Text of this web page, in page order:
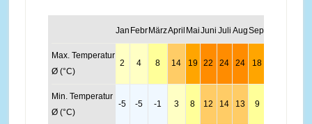
Jan Febr MärzApril MaiJuni Juli AugSept
Max. Temperatur
Ø (°C)
2 4 8 14 19 22 24 24 18
Min. Temperatur
Ø (°C)
-5 -5 -1 3 8 12 14 13 9